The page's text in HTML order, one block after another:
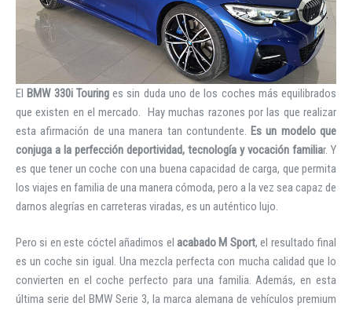
El BMW 330i Touringes sin duda uno de los coches más equilibrados
que existen en el mercado. Hay muchas razones por las que realizar
esta afirmación de una manera tan contundente. Es un modelo que
conjuga a la perfección deportividad, tecnología y vocación familiar. Y
es que tener un coche con una buena capacidad de carga, que permita
los viajes en familia de una manera cómoda, pero a la vez sea capaz de
darnos alegrías en carreteras viradas, es un auténtico lujo.
Pero si en este cóctel añadimos el acabado M Sport, el resultado final
es un coche sin igual. Una mezcla perfecta con mucha calidad que lo
convierten en el coche perfecto para una familia. Además, en esta
última serie del BMW Serie 3, la marca alemana de vehículos premium